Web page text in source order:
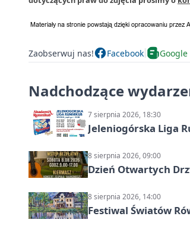
Zaobserwuj nas! Facebook Google
Nadchodzące
7 sierpnia 2026, 18:30
Jeleniogórska Liga
8 sierpnia 2026, 09:00
Dzień Otwartych
8 sierpnia 2026, 14:00
Festiwal Światów